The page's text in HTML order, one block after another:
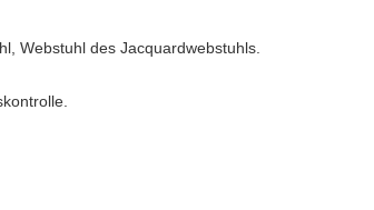
Webstuhl des Jacquardwebstuhls.